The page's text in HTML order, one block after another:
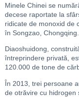
Minele Chinei se
decese raportate la
ridicate de monoxid de
în Songzao, Chongqing.
Diaoshuidong,
întreprindere privată,
120.000 de tone de
În 2013, trei persoane
de otrăvire cu hidrogen